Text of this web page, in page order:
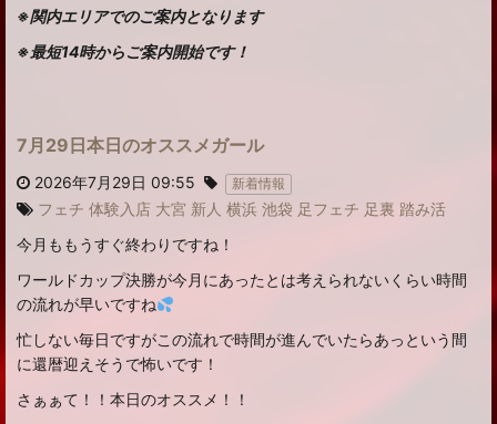
※関内エリアでのご案内となります
※最短14時からご案内開始です！
7月29日本日のオススメガール
2026年7月29日 09:55 新着情報
フェチ 体験入店 大宮 新人 横浜 池袋 足フェチ 足裏 踏み活
今月ももうすぐ終わりですね！
ワールドカップ決勝が今月にあったとは考えられないくらい時間
の流れが早いですね
忙しない毎日ですがこの流れで時間が進んでいたらあっという間
に還暦迎えそうで怖いです！
さぁぁて！！本日のオススメ！！